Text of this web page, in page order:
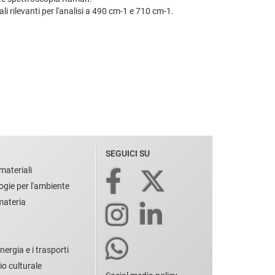
rilevanti per l'analisi a 490 cm-1 e 710 cm-1.
per l'ambiente
e i trasporti
culturale
SEGUICI SU